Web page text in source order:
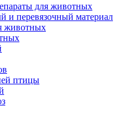
для животных
и перевязочный материал
животных
птицы